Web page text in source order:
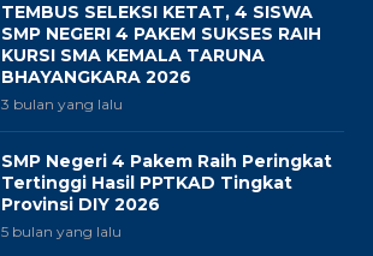
TEMBUS SELEKSI KETAT, 4 SISWA
SMP NEGERI 4 PAKEM SUKSES RAIH
KURSI SMA KEMALA TARUNA
BHAYANGKARA 2026
3 bulan yang lalu
SMP Negeri 4 Pakem Raih Peringkat
Tertinggi Hasil PPTKAD Tingkat
Provinsi DIY 2026
5 bulan yang lalu